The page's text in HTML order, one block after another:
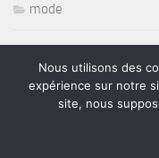
mode
Mode defilé
Modern Drummer
Nous utilisons des
expérience sur notre
site, nous